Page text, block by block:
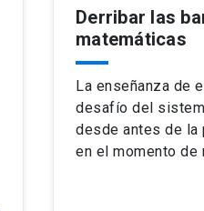
Derribar las
matemáticas
La enseñanza de
desafío del
desde antes de la
en el momento